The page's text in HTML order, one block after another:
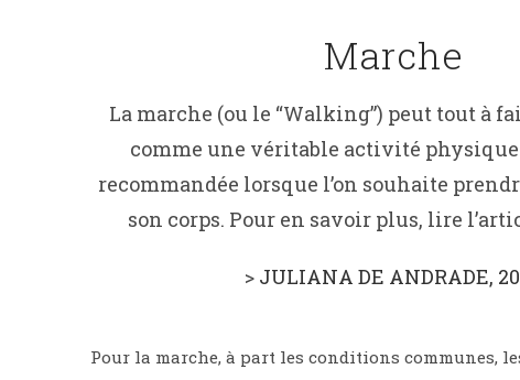
Marche
La marche (ou le “Walking”) peut tout à
comme une véritable activité
recommandée lorsque l’on souhaite
son corps. Pour en savoir plus, lire
> JULIANA DE ANDRADE,
Pour la marche, à part les conditions communes,